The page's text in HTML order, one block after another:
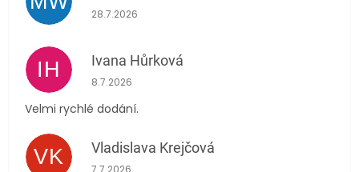
Hodnocení obchodu je 5 z 5 hvězdiček.
28.7.2026
IH Ivana Hůrková
Hodnocení obchodu je 5 z 5 hvězdiček.
8.7.2026
Velmi rychlé dodání.
VK Vladislava Krejčová
Hodnocení obchodu je 5 z 5 hvězdiček.